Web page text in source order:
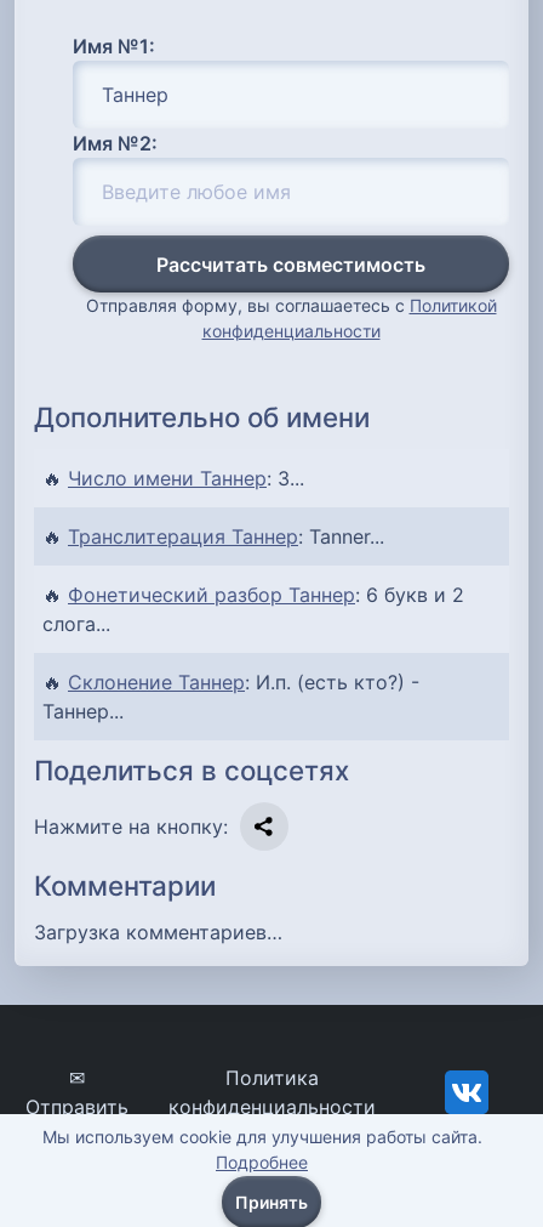
Имя №1:
Имя №2:
Рассчитать совместимость
Отправляя форму, вы соглашаетесь с Политикой
конфиденциальности
Дополнительно об имени
🔥 Число имени Таннер: 3...
🔥 Транслитерация Таннер: Tanner...
🔥 Фонетический разбор Таннер: 6 букв и 2
слога...
🔥 Склонение Таннер: И.п. (есть кто?) -
Таннер...
Поделиться в соцсетях
Нажмите на кнопку:
Комментарии
Загрузка комментариев…
✉
Отправить
сообщение
Политика
конфиденциальности
imena-znachenie.ru, ©
2012-2026
Мы используем cookie для улучшения работы сайта.
Подробнее
Принять